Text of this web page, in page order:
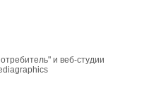
и веб-студии